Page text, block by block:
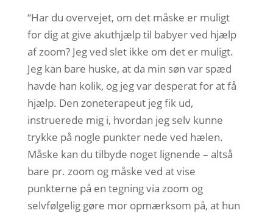
“Har du overvejet, om det måske er muligt
for dig at give akuthjælp til babyer ved hjælp
af zoom? Jeg ved slet ikke om det er muligt.
Jeg kan bare huske, at da min søn var spæd
havde han kolik, og jeg var desperat for at få
hjælp. Den zoneterapeut jeg fik ud,
instruerede mig i, hvordan jeg selv kunne
trykke på nogle punkter nede ved hælen.
Måske kan du tilbyde noget lignende – altså
bare pr. zoom og måske ved at vise
punkterne på en tegning via zoom og
selvfølgelig gøre mor opmærksom på, at hun